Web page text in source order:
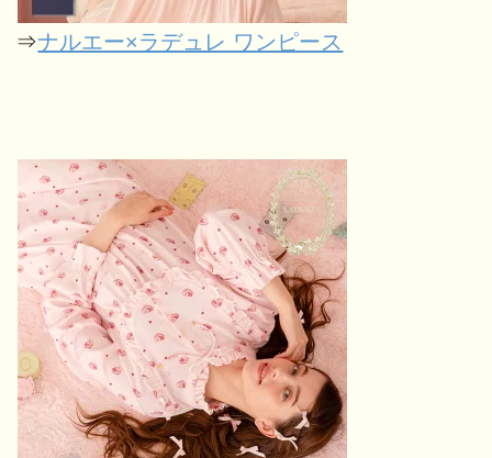
⇒ナルエー×ラデュレ ワンピース